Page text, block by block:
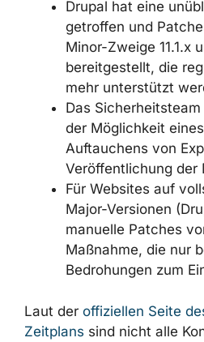
Drupal hat eine
getroffen und
Minor-Zweige 11.1.x
bereitgestellt, die
mehr unterstützt
Das
der Möglichkeit
Auftauchens von
Veröffentlichung der
Für Websites auf
Major-Versionen
manuelle Patches
Maßnahme, die nur
Bedrohungen zum
Laut der offiziellen Seite
Zeitplans sind nicht alle